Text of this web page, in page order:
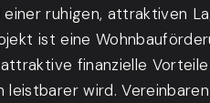
ruhigen, attraktiven
ist eine
finanzielle
leistbarer wird.